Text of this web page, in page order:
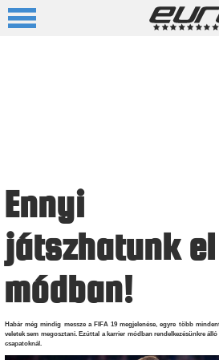
Ennyi
játszhatunk
módban!
Habár még mindig messze a FIFA 19 megjelenése, egyre több
veletek sem megosztani. Ezúttal a karrier módban rendelkezésünkre
csapatoknál.